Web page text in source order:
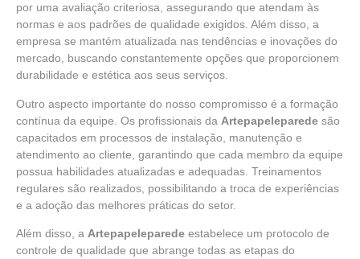
por uma avaliação criteriosa, assegurando que atendam às
normas e aos padrões de qualidade exigidos. Além disso, a
empresa se mantém atualizada nas tendências e inovações do
mercado, buscando constantemente opções que proporcionem
durabilidade e estética aos seus serviços.
Outro aspecto importante do nosso compromisso é a formação
contínua da equipe. Os profissionais da Artepapeleparede são
capacitados em processos de instalação, manutenção e
atendimento ao cliente, garantindo que cada membro da equipe
possua habilidades atualizadas e adequadas. Treinamentos
regulares são realizados, possibilitando a troca de experiências
e a adoção das melhores práticas do setor.
Além disso, a Artepapeleparede estabelece um protocolo de
controle de qualidade que abrange todas as etapas do